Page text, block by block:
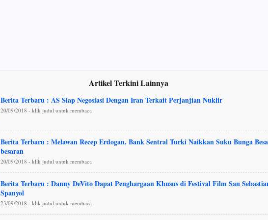
Artikel Terkini Lainnya
Berita Terbaru : AS Siap Negosiasi Dengan Iran Terkait Perjanjian Nuklir
20/09/2018 - klik judul untuk membaca
Berita Terbaru : Melawan Recep Erdogan, Bank Sentral Turki Naikkan Suku Bunga
besaran
20/09/2018 - klik judul untuk membaca
Berita Terbaru : Danny DeVito Dapat Penghargaan Khusus di Festival Film San
Spanyol
23/09/2018 - klik judul untuk membaca